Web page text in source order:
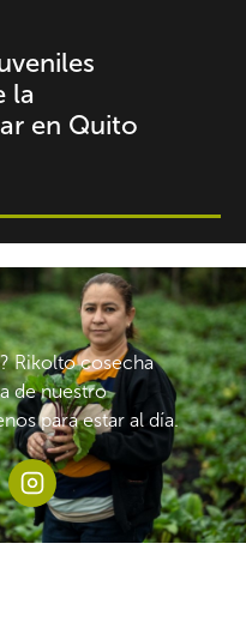
la
en Quito
Rikolto cosecha
de nuestro
para estar al día.